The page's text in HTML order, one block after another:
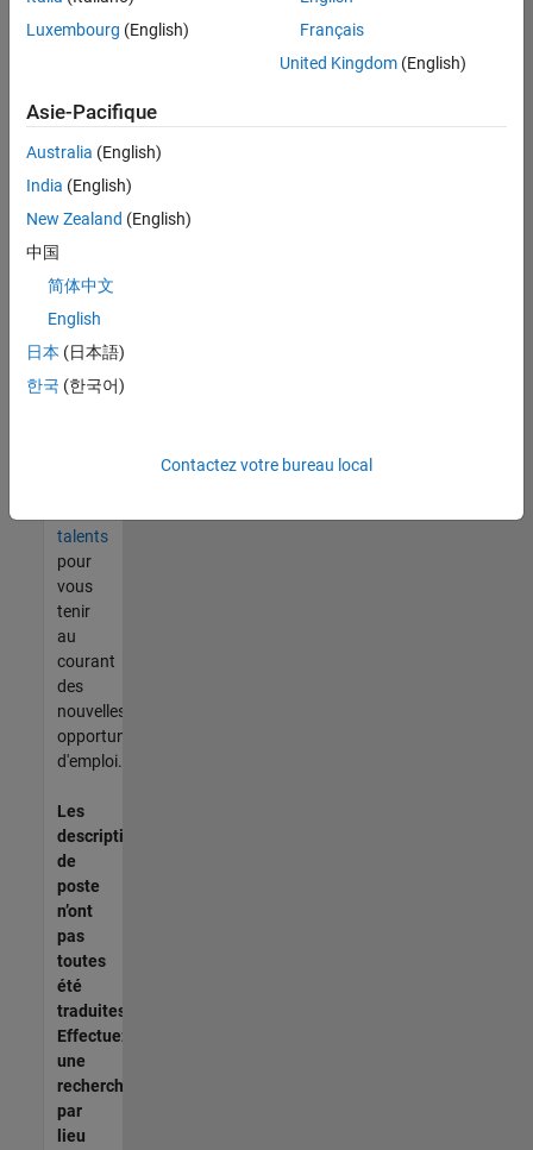
afficher
l’ensemble
d'emploi.
malgré
tout
vous
trouvez
pas
d'offre
corresponde
à vos
talents
pour
vous
tenir
au
courant
des
nouvelles
opportunités
d'emploi.
Les
descriptions
de
poste
n’ont
pas
toutes
été
traduites.
Effectuez
une
recherche
par
lieu
Luxembourg (English)
Français
United Kingdom(English)
Asie-Pacifique
Australia (English)
India (English)
New Zealand (English)
中国
简体中文
English
日本 (日本語)
한국 (한국어)
Contactez votre bureau local